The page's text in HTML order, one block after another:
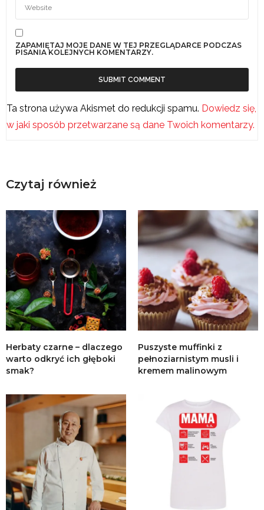
ZAPAMIĘTAJ MOJE DANE W TEJ PRZEGLĄDARCE PODCZAS
PISANIA KOLEJNYCH KOMENTARZY.
Ta strona używa Akismet do redukcji spamu. Dowiedz się,
w jaki sposób przetwarzane są dane Twoich komentarzy.
Czytaj również
Herbaty czarne – dlaczego
warto odkryć ich głęboki
smak?
Puszyste muffinki z
pełnoziarnistym musli i
kremem malinowym